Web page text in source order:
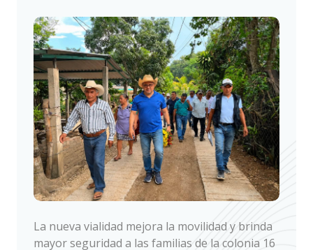
La nueva vialidad mejora la movilidad y brinda
mayor seguridad a las familias de la colonia 16